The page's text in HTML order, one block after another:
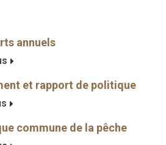
annuels
et rapport de politique
commune de la pêche